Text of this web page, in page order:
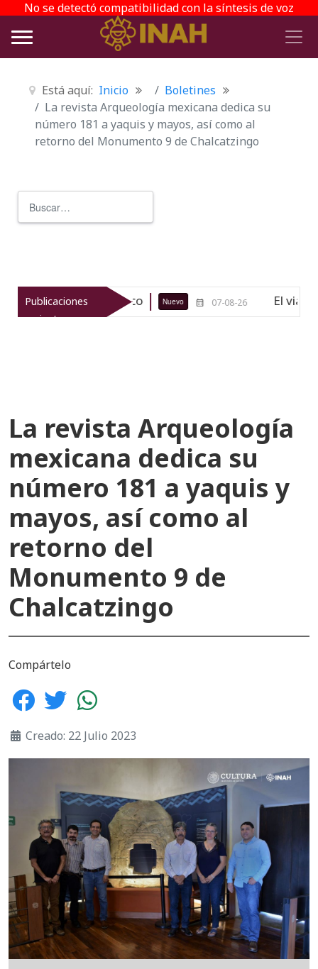
No se detectó compatibilidad con la síntesis de voz
Está aquí: Inicio
Boletines
La revista Arqueología mexicana dedica su
número 181 a yaquis y mayos, así como al
retorno del Monumento 9 de Chalcatzingo
Publicaciones
recientes
de Texcoco Nuevo 07-08-26 El viaje del
La revista Arqueología
mexicana dedica su
número 181 a yaquis y
mayos, así como al
retorno del
Monumento 9 de
Chalcatzingo
Compártelo
Creado: 22 Julio 2023